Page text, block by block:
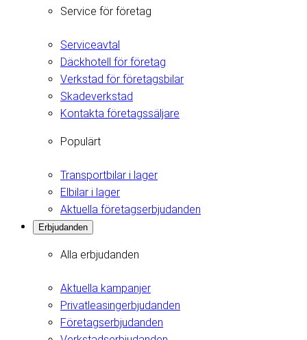
Service för företag
Serviceavtal
Däckhotell för företag
Verkstad för företagsbilar
Skadeverkstad
Kontakta företagssäljare
Populärt
Transportbilar i lager
Elbilar i lager
Aktuella företagserbjudanden
Erbjudanden
Alla erbjudanden
Aktuella kampanjer
Privatleasingerbjudanden
Företagserbjudanden